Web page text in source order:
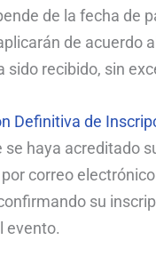
de la fecha de
de acuerdo
sido recibido, sin
Definitiva de
se haya acreditado
correo
su
evento.